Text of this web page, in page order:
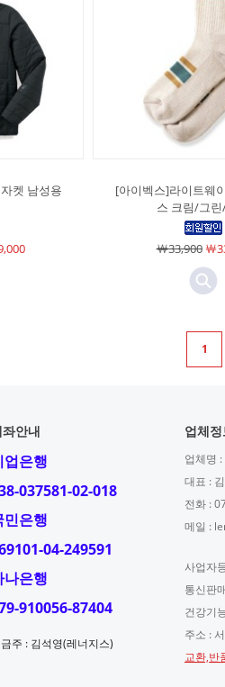
켓 남성용
[아이벡스]라이트웨
스 크림/그
￦33,900￦
1
안내
업은행
037581-02-018
민은행
04-249591
나은행
910056-87404
주 : 김석영(레너지스)
업체
업체명
대표 :
전화 :
메일 :
사업자
통신판
건강기
주소 :
교환,반